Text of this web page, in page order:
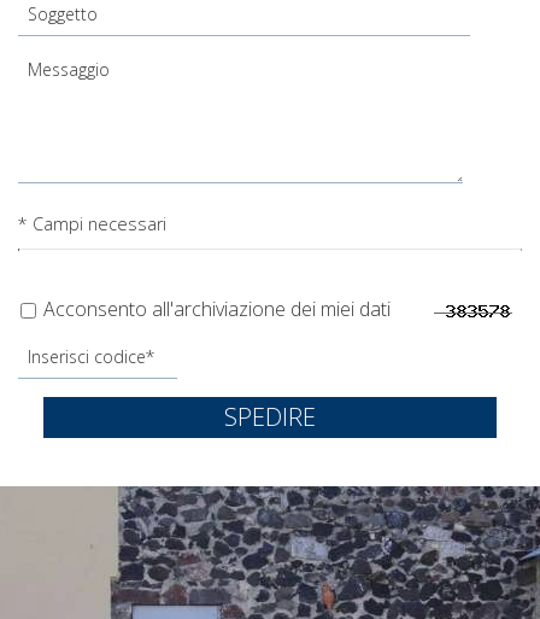
* Campi necessari
Acconsento all'archiviazione dei miei dati
SPEDIRE